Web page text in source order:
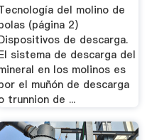
del molino de
(página 2)
de descarga.
sistema de descarga del
en los molinos es
el muñón de descarga
trunnion de ...